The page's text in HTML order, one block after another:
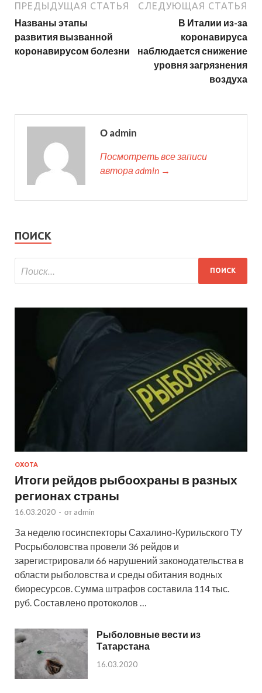
ПРЕДЫДУЩАЯ СТАТЬЯ
Названы этапы
развития вызванной
коронавирусом болезни
СЛЕДУЮЩАЯ СТАТЬЯ
В Италии из-за
коронавируса
наблюдается снижение
уровня загрязнения
воздуха
О admin
Посмотреть все записи
автора admin →
ПОИСК
ОХОТА
Итоги рейдов рыбоохраны в разных
регионах страны
16.03.2020 - от admin
За неделю госинспекторы Сахалино-Курильского ТУ
Росрыболовства провели 36 рейдов и
зарегистрировали 66 нарушений законодательства в
области рыболовства и среды обитания водных
биоресурсов. Cумма штрафов составила 114 тыс.
руб. Составлено протоколов …
Рыболовные вести из
Татарстана
16.03.2020